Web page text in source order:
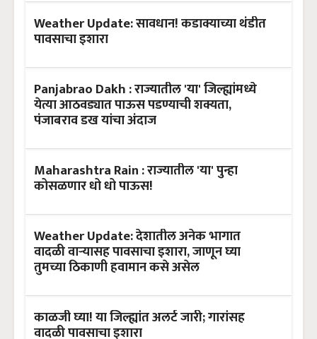
Weather Update: सावधान! कडाक्याच्या थंडीत
पावसाचा इशारा
Panjabrao Dakh : राज्यातील 'या' जिल्ह्यांमध्ये
येत्या आठवड्यात पाऊस पडण्याची शक्यता,
पंजाबराव डख यांचा अंदाज
Maharashtra Rain : राज्यातील 'या' पुन्हा
कोसळणार धो धो पाऊस!
Weather Update: देशातील अनेक भागात
वादळी वाऱ्यासह पावसाचा इशारा, जाणून घ्या
तुमच्या ठिकाणी हवामान कसे असेल
काळजी घ्या! या जिल्ह्यांत अलर्ट जारी; गारांसह
वादळी पावसाचा इशारा